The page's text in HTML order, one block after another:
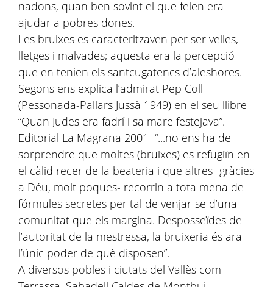
nadons, quan ben sovint el que feien era
ajudar a pobres dones.
Les bruixes es caracteritzaven per ser velles,
lletges i malvades; aquesta era la percepció
que en tenien els santcugatencs d’aleshores.
Segons ens explica l’admirat Pep Coll
(Pessonada-Pallars Jussà 1949) en el seu llibre
“Quan Judes era fadrí i sa mare festejava”.
Editorial La Magrana 2001 “...no ens ha de
sorprendre que moltes (bruixes) es refugiïn en
el càlid recer de la beateria i que altres -gràcies
a Déu, molt poques- recorrin a tota mena de
fórmules secretes per tal de venjar-se d’una
comunitat que els margina. Desposseïdes de
l’autoritat de la mestressa, la bruixeria és ara
l’únic poder de què disposen”.
A diversos pobles i ciutats del Vallès com